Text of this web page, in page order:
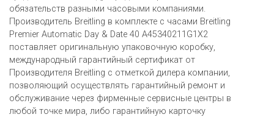
обязательств разными часовыми компаниями.
Производитель Breitling в комплекте с часами Breitling
Premier Automatic Day & Date 40 A45340211G1X2
поставляет оригинальную упаковочную коробку,
международный гарантийный сертификат от
Производителя Breitling c отметкой дилера компании,
позволяющий осуществлять гарантийный ремонт и
обслуживание через фирменные сервисные центры в
любой точке мира, либо гарантийную карточку